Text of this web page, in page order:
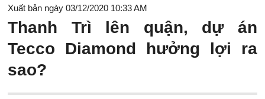
Xuất bản ngày 03/12/2020 10:33 AM
Thanh Trì lên quận, dự án
Tecco Diamond hưởng lợi ra
sao?